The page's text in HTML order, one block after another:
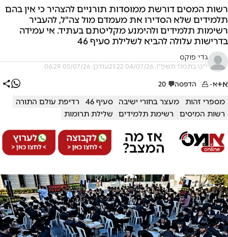
רשות המסים דורשת ממוסדות תורניים להצהיר כי אין בהם
תלמידים שלא הסדירו את מעמדם מול צה"ל, להעביר
רשימות תלמידים ולהימנע מקליטתם בעתיד. אי עמידה
בדרישות עלולה להביא לשלילת סעיף 46
גדי פוקס
י"ט בתמוז תשפ"ו, 04/07/26 21:22 עודכן: 05/07/26 06:29
א+א- הדפסה💬
20
מספרי זהות מעצר בחורי ישיבה סעיף 46
רדיפת עולם התורה
רשות המיסים
רשימת תלמידים שלילת תרומות